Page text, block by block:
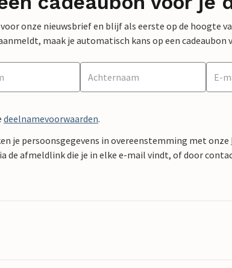
onze nieuwsbrief en blijf als eerste op de hoogte
maak je automatisch kans op een cadeaubon
deelnamevoorwaarden.
je persoonsgegevens in overeenstemming met onze
de afmeldlink die je in elke e-mail vindt, of door